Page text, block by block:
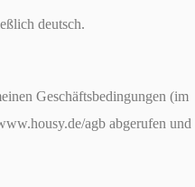
deutsch.
Geschäftsbedingungen (im
agb abgerufen und